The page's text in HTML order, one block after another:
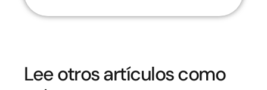
Lee otros artículos como